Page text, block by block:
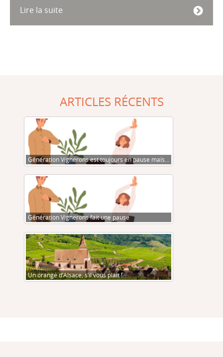
Lire la suite
ARTICLES RÉCENTS
Génération Vignerons est toujours en pause mais…
Génération Vignerons fait une pause
Un orange d’Alsace, s’il vous plait !